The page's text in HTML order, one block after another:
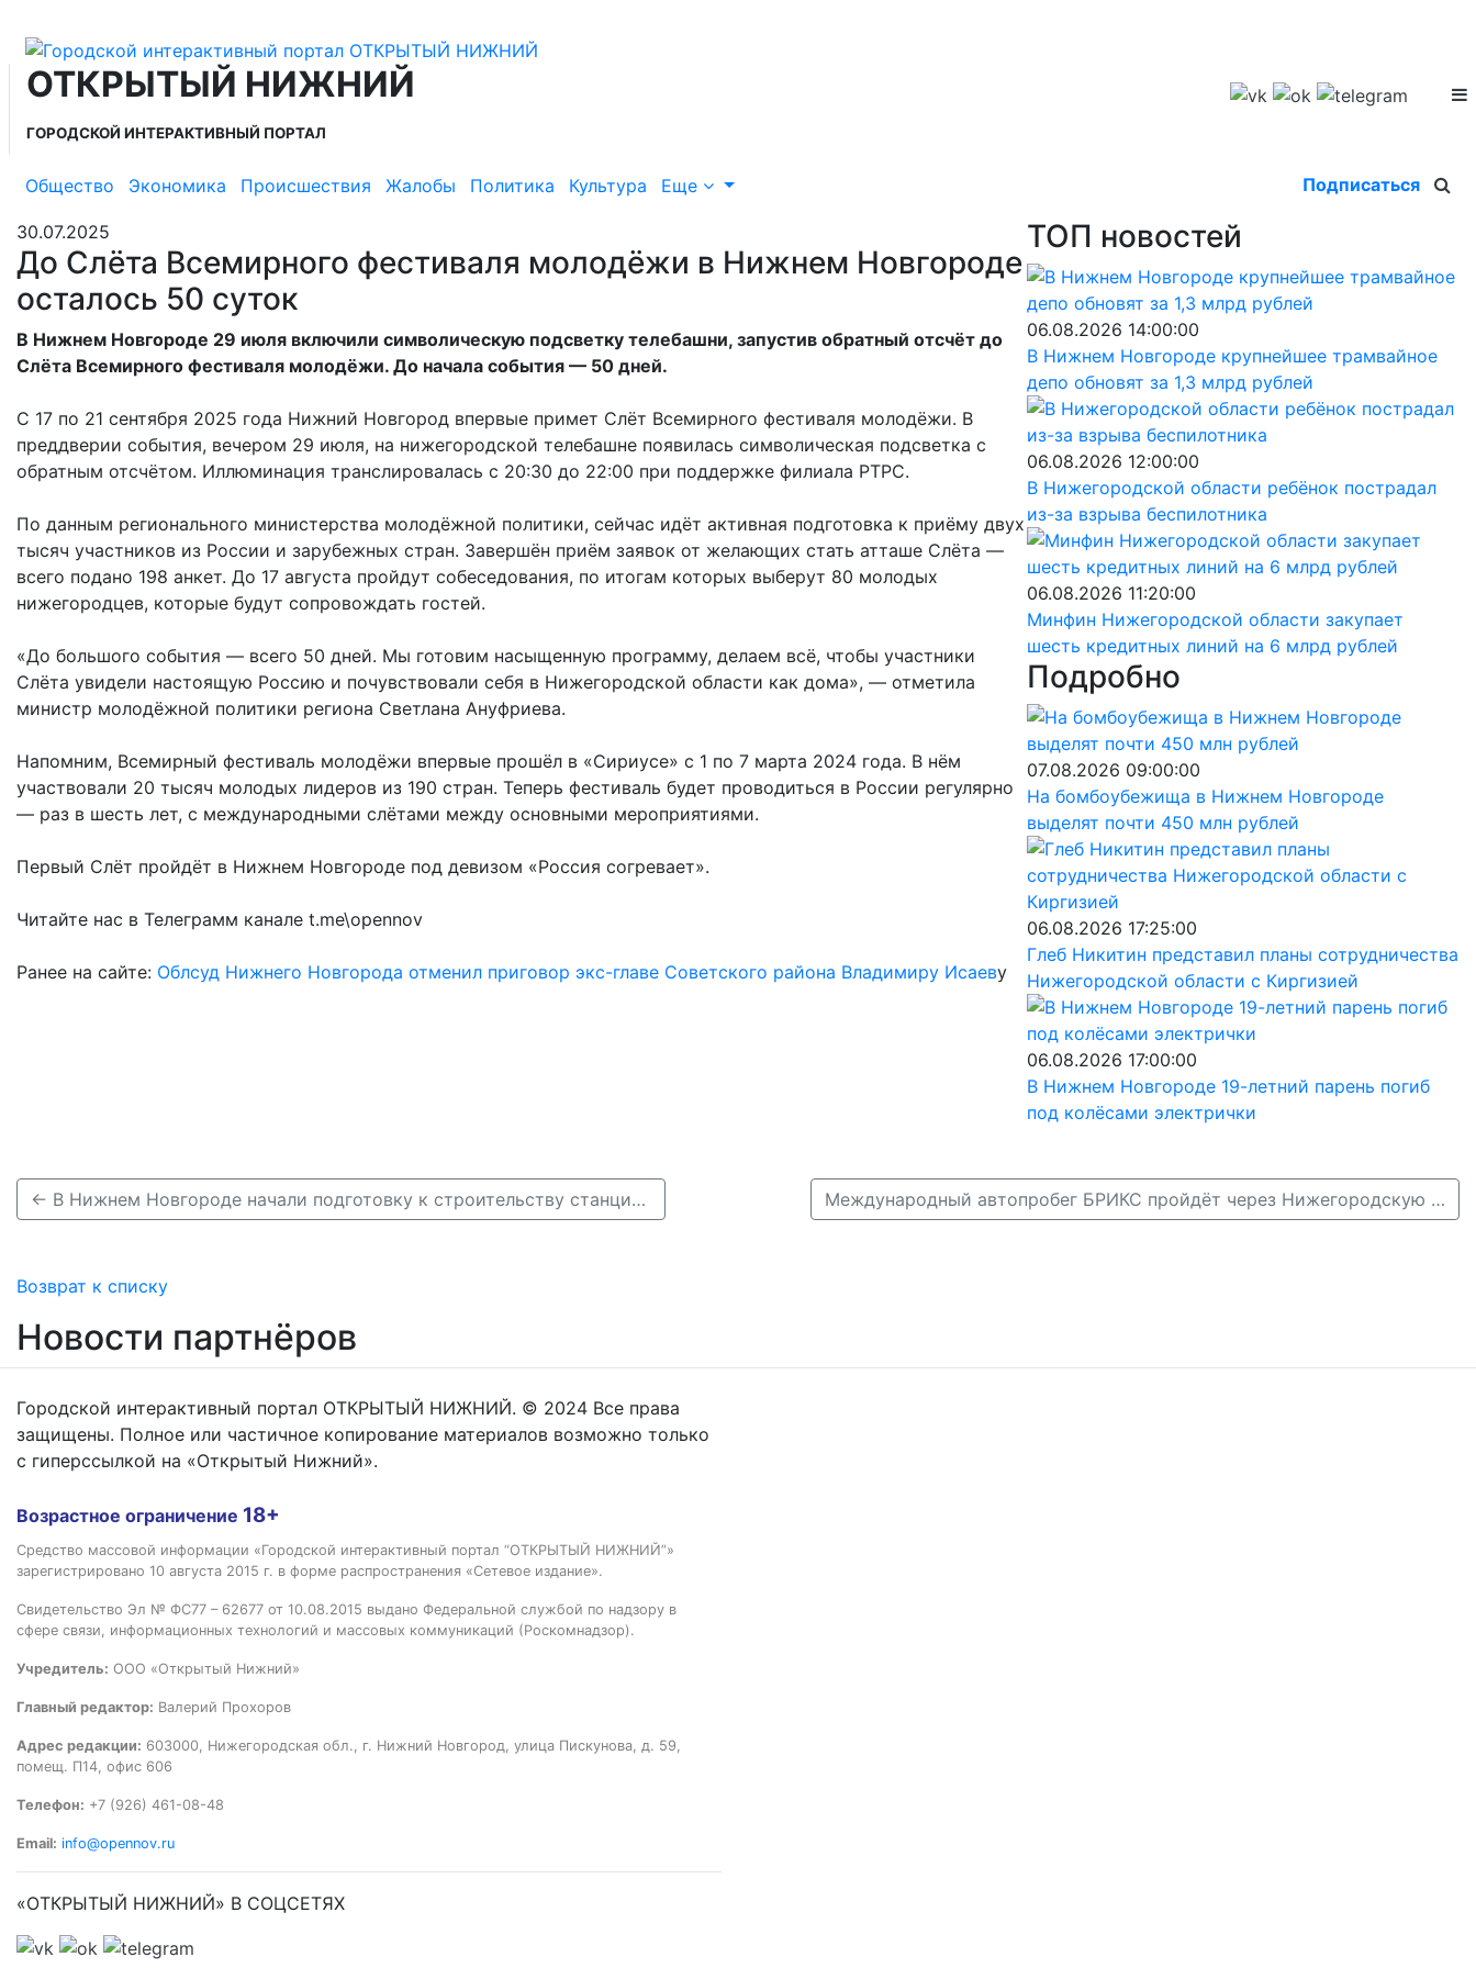
ОТКРЫТЫЙ НИЖНИЙ
ГОРОДСКОЙ ИНТЕРАКТИВНЫЙ ПОРТАЛ
Общество Экономика Происшествия Жалобы Политика Культура Еще Подписаться
30.07.2025
До Слёта Всемирного фестиваля молодёжи в Нижнем Новгороде
осталось 50 суток
В Нижнем Новгороде 29 июля включили символическую подсветку телебашни, запустив обратный отсчёт до
Слёта Всемирного фестиваля молодёжи. До начала события — 50 дней.
С 17 по 21 сентября 2025 года Нижний Новгород впервые примет Слёт Всемирного фестиваля молодёжи. В
преддверии события, вечером 29 июля, на нижегородской телебашне появилась символическая подсветка с
обратным отсчётом. Иллюминация транслировалась с 20:30 до 22:00 при поддержке филиала РТРС.
По данным регионального министерства молодёжной политики, сейчас идёт активная подготовка к приёму двух
тысяч участников из России и зарубежных стран. Завершён приём заявок от желающих стать атташе Слёта —
всего подано 198 анкет. До 17 августа пройдут собеседования, по итогам которых выберут 80 молодых
нижегородцев, которые будут сопровождать гостей.
«До большого события — всего 50 дней. Мы готовим насыщенную программу, делаем всё, чтобы участники
Слёта увидели настоящую Россию и почувствовали себя в Нижегородской области как дома», — отметила
министр молодёжной политики региона Светлана Ануфриева.
Напомним, Всемирный фестиваль молодёжи впервые прошёл в «Сириусе» с 1 по 7 марта 2024 года. В нём
участвовали 20 тысяч молодых лидеров из 190 стран. Теперь фестиваль будет проводиться в России регулярно
— раз в шесть лет, с международными слётами между основными мероприятиями.
Первый Слёт пройдёт в Нижнем Новгороде под девизом «Россия согревает».
Читайте нас в Телеграмм канале t.me\opennov
Ранее на сайте: Облсуд Нижнего Новгорода отменил приговор экс-главе Советского района Владимиру Исаеву
ТОП новостей
06.08.2026 14:00:00
В Нижнем Новгороде крупнейшее трамвайное
депо обновят за 1,3 млрд рублей
06.08.2026 12:00:00
В Нижегородской области ребёнок пострадал
из-за взрыва беспилотника
06.08.2026 11:20:00
Минфин Нижегородской области закупает
шесть кредитных линий на 6 млрд рублей
Подробно
07.08.2026 09:00:00
На бомбоубежища в Нижнем Новгороде
выделят почти 450 млн рублей
06.08.2026 17:25:00
Глеб Никитин представил планы сотрудничества
Нижегородской области с Киргизией
06.08.2026 17:00:00
В Нижнем Новгороде 19-летний парень погиб
под колёсами электрички
← В Нижнем Новгороде начали подготовку к строительству станции канатной дороги «Заречная» Международный автопробег БРИКС пройдёт через Нижегородскую область 12 августа →
Возврат к списку
Новости партнёров
Городской интерактивный портал ОТКРЫТЫЙ НИЖНИЙ. © 2024 Все права
защищены. Полное или частичное копирование материалов возможно только
с гиперссылкой на «Открытый Нижний».
Возрастное ограничение 18+
Средство массовой информации «Городской интерактивный портал “ОТКРЫТЫЙ НИЖНИЙ”»
зарегистрировано 10 августа 2015 г. в форме распространения «Сетевое издание».
Свидетельство Эл № ФС77 – 62677 от 10.08.2015 выдано Федеральной службой по надзору в
сфере связи, информационных технологий и массовых коммуникаций (Роскомнадзор).
Учредитель: ООО «Открытый Нижний»
Главный редактор: Валерий Прохоров
Адрес редакции: 603000, Нижегородская обл., г. Нижний Новгород, улица Пискунова, д. 59,
помещ. П14, офис 606
Телефон: +7 (926) 461-08-48
Email: info@opennov.ru
«ОТКРЫТЫЙ НИЖНИЙ» В СОЦСЕТЯХ